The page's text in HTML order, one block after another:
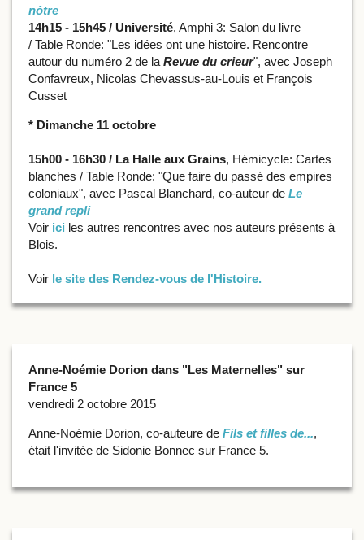
nôtre
14h15 - 15h45 / Université, Amphi 3: Salon du livre
/ Table Ronde: "Les idées ont une histoire. Rencontre
autour du numéro 2 de la Revue du crieur", avec Joseph
Confavreux, Nicolas Chevassus-au-Louis et François
Cusset
* Dimanche 11 octobre
15h00 - 16h30 / La Halle aux Grains, Hémicycle: Cartes
blanches / Table Ronde: "Que faire du passé des empires
coloniaux", avec Pascal Blanchard, co-auteur de Le
grand repli
Voir ici les autres rencontres avec nos auteurs présents à
Blois.
Voir le site des Rendez-vous de l'Histoire.
Anne-Noémie Dorion dans "Les Maternelles" sur
France 5
vendredi 2 octobre 2015
Anne-Noémie Dorion, co-auteure de Fils et filles de...,
était l'invitée de Sidonie Bonnec sur France 5.